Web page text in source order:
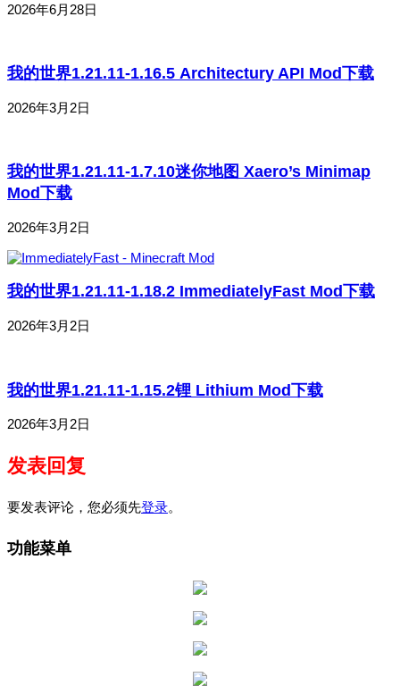
2026年6月28日
我的世界1.21.11-1.16.5 Architectury API Mod下载
2026年3月2日
我的世界1.21.11-1.7.10迷你地图 Xaero’s Minimap
Mod下载
2026年3月2日
我的世界1.21.11-1.18.2 ImmediatelyFast Mod下载
2026年3月2日
我的世界1.21.11-1.15.2锂 Lithium Mod下载
2026年3月2日
发表回复
要发表评论，您必须先登录。
功能菜单